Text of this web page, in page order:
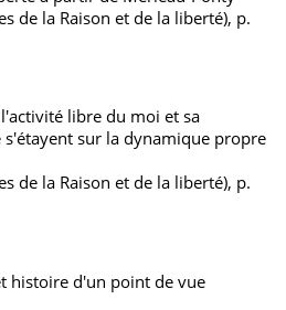
de la Raison et de la liberté), p.
libre du moi et sa
sur la dynamique propre
de la Raison et de la liberté), p.
histoire d'un point de vue